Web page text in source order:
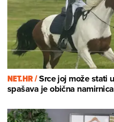
NET.HR /Srce joj može stati
spašava je obična